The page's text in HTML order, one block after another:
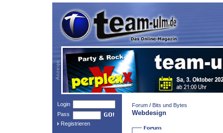
Login
Pass
Registrieren
Forum / Bits und Bytes
Webdesign